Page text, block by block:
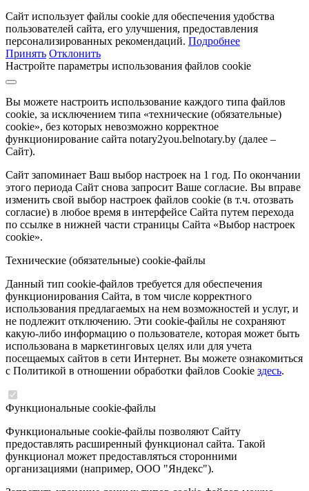
Сайт использует файлы cookie для обеспечения удобства
пользователей сайта, его улучшения, предоставления
персонализированных рекомендаций. Подробнее
Принять Отклонить
Настройте параметры использования файлов cookie
Вы можете настроить использование каждого типа файлов
cookie, за исключением типа «технические (обязательные)
cookie», без которых невозможно корректное
функционирование сайта notary2you.belnotary.by (далее –
Сайт).
Сайт запоминает Ваш выбор настроек на 1 год. По окончании
этого периода Сайт снова запросит Ваше согласие. Вы вправе
изменить свой выбор настроек файлов cookie (в т.ч. отозвать
согласие) в любое время в интерфейсе Сайта путем перехода
по ссылке в нижней части страницы Сайта «Выбор настроек
cookie».
Технические (обязательные) cookie-файлы
Данный тип cookie-файлов требуется для обеспечения
функционирования Сайта, в том числе корректного
использования предлагаемых на нем возможностей и услуг, и
не подлежит отключению. Эти cookie-файлы не сохраняют
какую-либо информацию о пользователе, которая может быть
использована в маркетинговых целях или для учета
посещаемых сайтов в сети Интернет. Вы можете ознакомиться
с Политикой в отношении обработки файлов Cookie здесь.
Функциональные cookie-файлы
Функциональные cookie-файлы позволяют Сайту
предоставлять расширенный функционал сайта. Такой
функционал может предоставляться сторонними
организациями (например, ООО "Яндекс").